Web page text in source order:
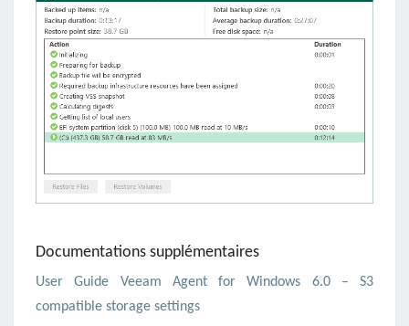
Documentations supplémentaires
User Guide Veeam Agent for Windows 6.0 – S3
compatible storage settings